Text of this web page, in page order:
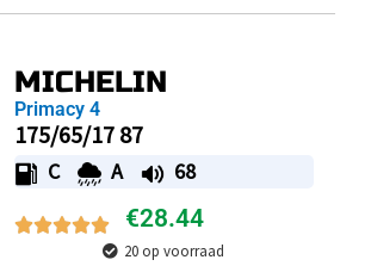
MICHELIN
Primacy 4
175/65/17 87
C A 68
€28.44
20 op voorraad